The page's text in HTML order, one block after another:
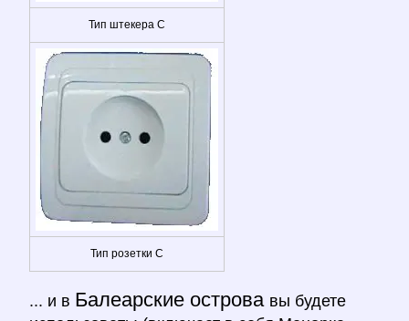
Тип штекера C
Тип розетки C
... и в Балеарские острова вы будете